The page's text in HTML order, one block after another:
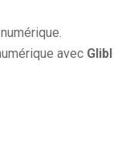
avec Glibl